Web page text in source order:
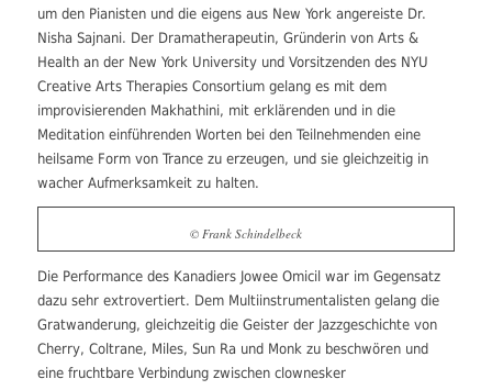
um den Pianisten und die eigens aus New York angereiste Dr.
Nisha Sajnani. Der Dramatherapeutin, Gründerin von Arts &
Health an der New York University und Vorsitzenden des NYU
Creative Arts Therapies Consortium gelang es mit dem
improvisierenden Makhathini, mit erklärenden und in die
Meditation einführenden Worten bei den Teilnehmenden eine
heilsame Form von Trance zu erzeugen, und sie gleichzeitig in
wacher Aufmerksamkeit zu halten.
© Frank Schindelbeck
Die Performance des Kanadiers Jowee Omicil war im Gegensatz
dazu sehr extrovertiert. Dem Multiinstrumentalisten gelang die
Gratwanderung, gleichzeitig die Geister der Jazzgeschichte von
Cherry, Coltrane, Miles, Sun Ra und Monk zu beschwören und
eine fruchtbare Verbindung zwischen clownesker